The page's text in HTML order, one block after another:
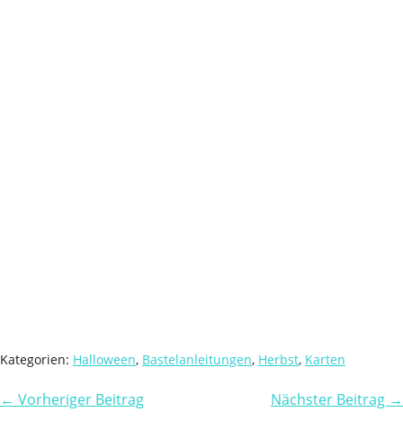
Kategorien: Halloween, Bastelanleitungen, Herbst, Karten
← Vorheriger Beitrag Nächster Beitrag →